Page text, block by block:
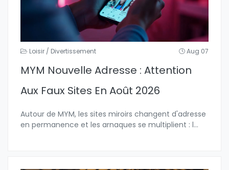
Loisir / Divertissement Aug 07
MYM Nouvelle Adresse : Attention
Aux Faux Sites En Août 2026
Autour de MYM, les sites miroirs changent d'adresse
en permanence et les arnaques se multiplient : l...